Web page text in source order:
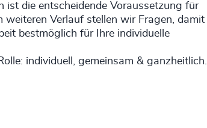
ist die entscheidende Voraussetzung für
Verlauf stellen wir Fragen, damit
bestmöglich für Ihre individuelle
individuell, gemeinsam & ganzheitlich.